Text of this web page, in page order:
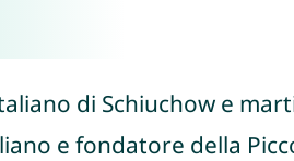
di Schiuchow e
e fondatore della